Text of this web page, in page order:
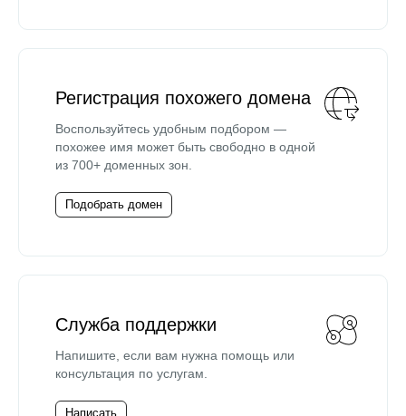
Регистрация похожего домена
Воспользуйтесь удобным подбором —
похожее имя может быть свободно в одной
из 700+ доменных зон.
Подобрать домен
Служба поддержки
Напишите, если вам нужна помощь или
консультация по услугам.
Написать